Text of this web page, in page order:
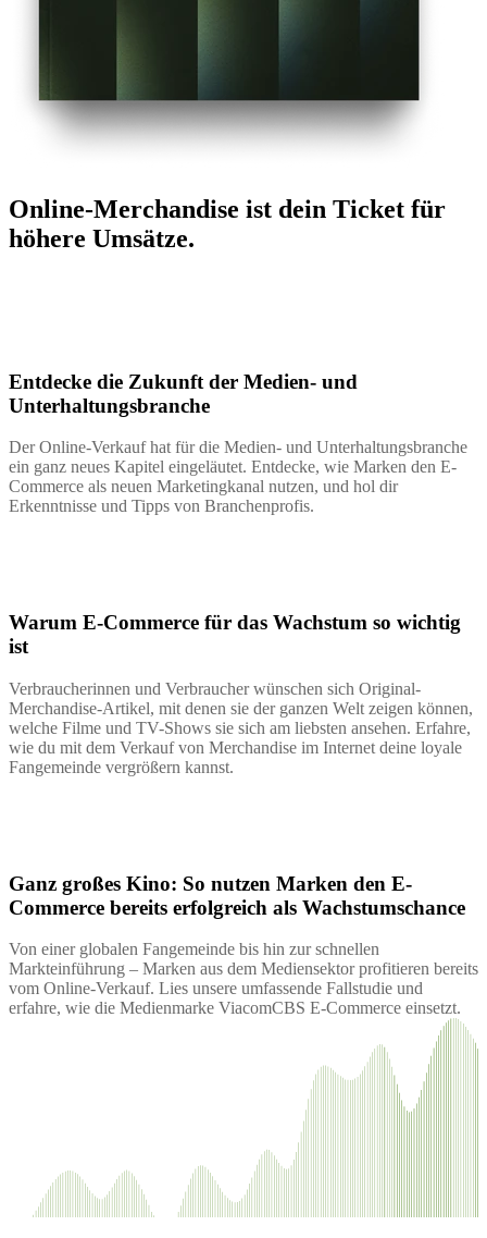
Online-Merchandise ist dein Ticket für
höhere Umsätze.
Entdecke die Zukunft der Medien- und
Unterhaltungsbranche
Der Online-Verkauf hat für die Medien- und Unterhaltungsbranche
ein ganz neues Kapitel eingeläutet. Entdecke, wie Marken den E-
Commerce als neuen Marketingkanal nutzen, und hol dir
Erkenntnisse und Tipps von Branchenprofis.
Warum E-Commerce für das Wachstum so wichtig
ist
Verbraucherinnen und Verbraucher wünschen sich Original-
Merchandise-Artikel, mit denen sie der ganzen Welt zeigen können,
welche Filme und TV-Shows sie sich am liebsten ansehen. Erfahre,
wie du mit dem Verkauf von Merchandise im Internet deine loyale
Fangemeinde vergrößern kannst.
Ganz großes Kino: So nutzen Marken den E-
Commerce bereits erfolgreich als Wachstumschance
Von einer globalen Fangemeinde bis hin zur schnellen
Markteinführung – Marken aus dem Mediensektor profitieren bereits
vom Online-Verkauf. Lies unsere umfassende Fallstudie und
erfahre, wie die Medienmarke ViacomCBS E-Commerce einsetzt.